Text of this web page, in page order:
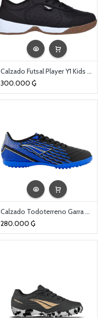
Calzado Futsal Player Y1 Kids Negro
300.000 ₲
Calzado Todoterreno Garra Y2 Kids Marino/Negro
280.000 ₲